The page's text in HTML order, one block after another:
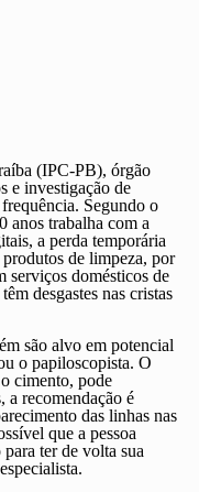
(IPC-PB), órgão
e investigação de
Segundo o
anos trabalha com a
a perda temporária
de limpeza, por
serviços domésticos de
desgastes nas cristas
são alvo em potencial
o papiloscopista. O
cimento, pode
a recomendação é
das linhas nas
que a pessoa
ter de volta sua